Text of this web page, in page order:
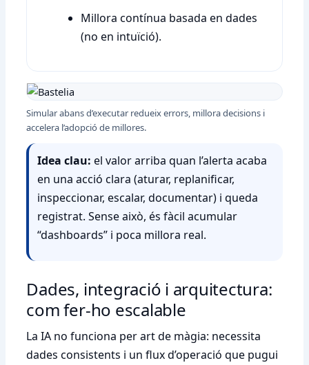
Millora contínua basada en dades
(no en intuïció).
Simular abans d’executar redueix errors, millora decisions i
accelera l’adopció de millores.
Idea clau: el valor arriba quan l’alerta acaba
en una acció clara (aturar, replanificar,
inspeccionar, escalar, documentar) i queda
registrat. Sense això, és fàcil acumular
“dashboards” i poca millora real.
Dades, integració i arquitectura:
com fer-ho escalable
La IA no funciona per art de màgia: necessita
dades consistents i un flux d’operació que pugui